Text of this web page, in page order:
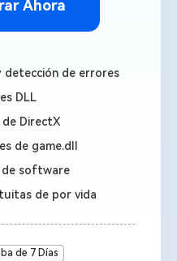
Ahora
detección de errores
DLL
DirectX
de game.dll
de software
de por vida
de 7 Días